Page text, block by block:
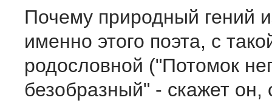
Почему природный гений
именно этого поэта, с
родословной ("Потомок
безобразный" - скажет он,